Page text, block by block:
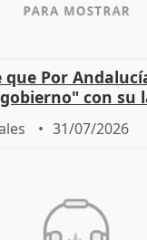
Por
con su
31/07/2026